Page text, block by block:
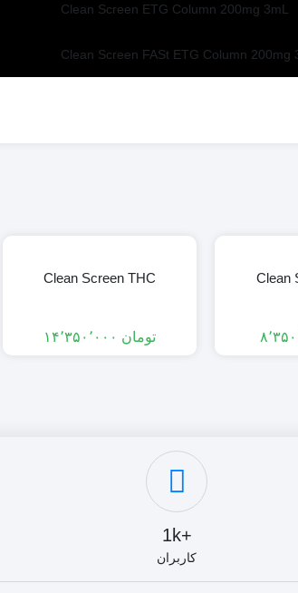
Clean Screen ETG Column 200mg 3mL
Clean Screen FASt ETG Column 200mg
Clean
Clean Screen THC
تومان
+1k
کاربران